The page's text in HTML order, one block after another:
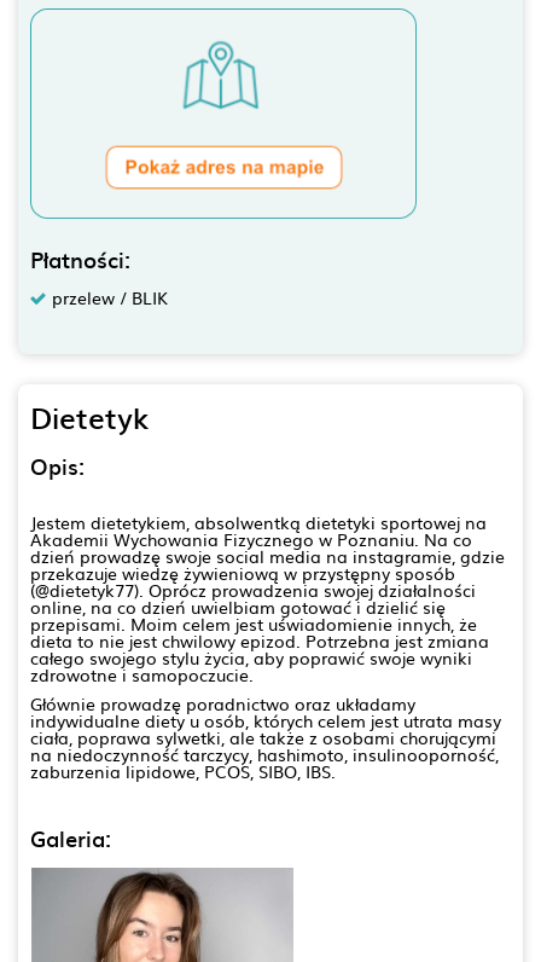
Płatności:
przelew / BLIK
Dietetyk
Opis:
Jestem dietetykiem, absolwentką dietetyki sportowej na
Akademii Wychowania Fizycznego w Poznaniu. Na co
dzień prowadzę swoje social media na instagramie, gdzie
przekazuje wiedzę żywieniową w przystępny sposób
(@dietetyk77). Oprócz prowadzenia swojej działalności
online, na co dzień uwielbiam gotować i dzielić się
przepisami. Moim celem jest uświadomienie innych, że
dieta to nie jest chwilowy epizod. Potrzebna jest zmiana
całego swojego stylu życia, aby poprawić swoje wyniki
zdrowotne i samopoczucie.
Głównie prowadzę poradnictwo oraz układamy
indywidualne diety u osób, których celem jest utrata masy
ciała, poprawa sylwetki, ale także z osobami chorującymi
na niedoczynność tarczycy, hashimoto, insulinooporność,
zaburzenia lipidowe, PCOS, SIBO, IBS.
Galeria: